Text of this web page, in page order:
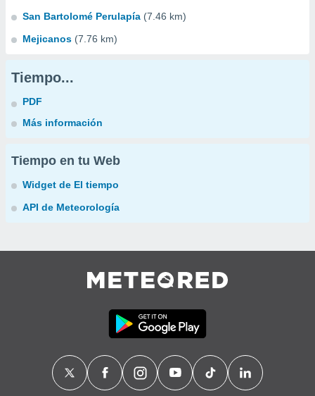
San Bartolomé Perulapía (7.46 km)
Mejicanos (7.76 km)
Tiempo...
PDF
Más información
Tiempo en tu Web
Widget de El tiempo
API de Meteorología